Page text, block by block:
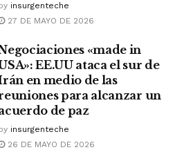
by insurgenteche
27 DE MAYO DE 2026
«made in
EE.UU ataca el sur de
en medio de las
para alcanzar un
de paz
insurgenteche
26 DE MAYO DE 2026